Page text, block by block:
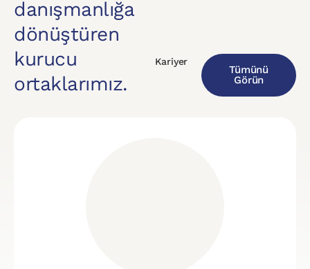
danışmanlığa
dönüştüren
kurucu
ortaklarımız.
Kariyer
Tümünü
Görün